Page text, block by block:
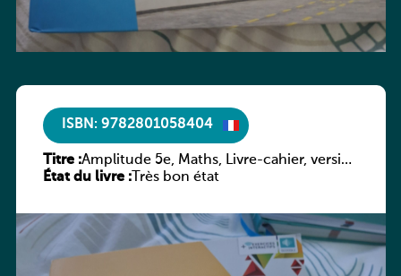
ISBN: 9782801058404
Titre :Amplitude 5e, Maths, Livre-cahier, version
luxembourgeoise
État du livre :Très bon état